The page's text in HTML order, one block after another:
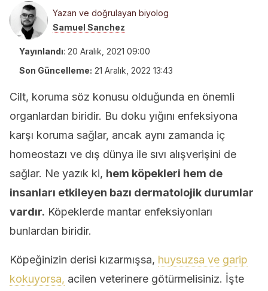
Yazan ve doğrulayan biyolog
Samuel Sanchez
Yayınlandı: 20 Aralık, 2021 09:00
Son Güncelleme: 21 Aralık, 2022 13:43
Cilt, koruma söz konusu olduğunda en önemli
organlardan biridir. Bu doku yığını enfeksiyona
karşı koruma sağlar, ancak aynı zamanda iç
homeostazı ve dış dünya ile sıvı alışverişini de
sağlar. Ne yazık ki, hem köpekleri hem de
insanları etkileyen bazı dermatolojik durumlar
vardır. Köpeklerde mantar enfeksiyonları
bunlardan biridir.
Köpeğinizin derisi kızarmışsa, huysuzsa ve garip
kokuyorsa, acilen veterinere götürmelisiniz. İşte